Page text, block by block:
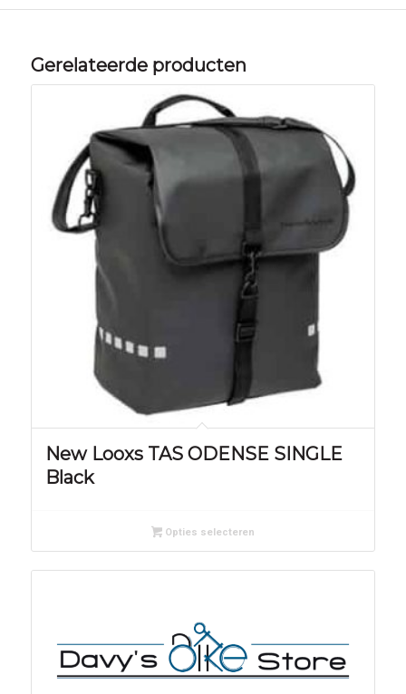
Gerelateerde producten
New Looxs TAS ODENSE SINGLE
Black
Opties selecteren